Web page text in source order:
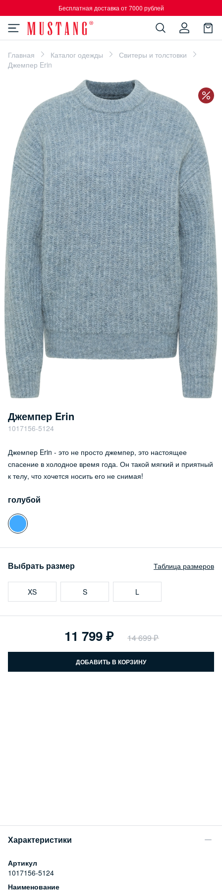
Бесплатная доставка от 7000 рублей
Главная Каталог одежды
Свитеры и толстовки
Джемпер Erin
Джемпер Erin
1017156-5124
Джемпер Erin - это не просто джемпер, это настоящее
спасение в холодное время года. Он такой мягкий и приятный
к телу, что хочется носить его не снимая!
голубой
Выбрать размер Таблица размеров
XS S L
ДОБАВИТЬ В КОРЗИНУ
11 799 14 699
Характеристики
Артикул
1017156-5124
Наименование